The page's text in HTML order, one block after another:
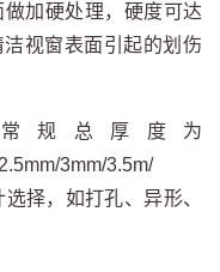
加硬处理，硬度可达
视窗表面引起的划伤
规总厚度为
3mm/3.5m/
择，如打孔、异形、